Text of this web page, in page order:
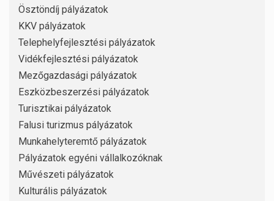
Ösztöndíj pályázatok
KKV pályázatok
Telephelyfejlesztési pályázatok
Vidékfejlesztési pályázatok
Mezőgazdasági pályázatok
Eszközbeszerzési pályázatok
Turisztikai pályázatok
Falusi turizmus pályázatok
Munkahelyteremtő pályázatok
Pályázatok egyéni vállalkozóknak
Művészeti pályázatok
Kulturális pályázatok